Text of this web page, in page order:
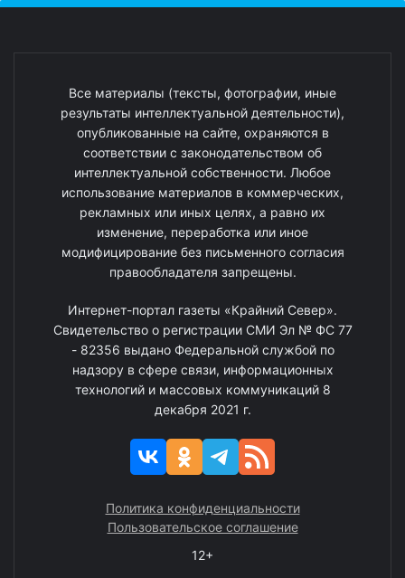
Все материалы (тексты, фотографии, иные
результаты интеллектуальной деятельности),
опубликованные на сайте, охраняются в
соответствии с законодательством об
интеллектуальной собственности. Любое
использование материалов в коммерческих,
рекламных или иных целях, а равно их
изменение, переработка или иное
модифицирование без письменного согласия
правообладателя запрещены.
Интернет-портал газеты «Крайний Север».
Свидетельство о регистрации СМИ Эл № ФС 77
- 82356 выдано Федеральной службой по
надзору в сфере связи, информационных
технологий и массовых коммуникаций 8
декабря 2021 г.
Политика конфиденциальности
Пользовательское соглашение
12+